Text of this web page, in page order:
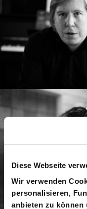
Diese Webseite
Wir verwenden
personalisieren,
anbieten zu